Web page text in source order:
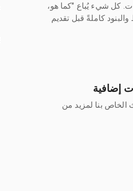
كل شيء يُباع "كما هو،
كاملةً قبل تقديم
إضافية
بنا لمزيد من